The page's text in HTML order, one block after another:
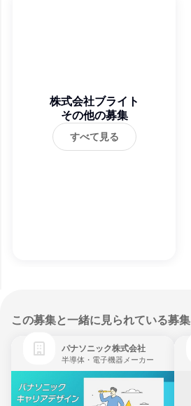
株式会社ブライト
その他の募集
すべて見る
この募集と一緒に見られている募集
パナソニック株式会社
半導体・電子機器メーカー